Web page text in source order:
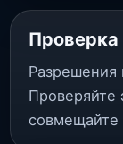
Проверка
Разрешения
Проверяйте
совмещайте